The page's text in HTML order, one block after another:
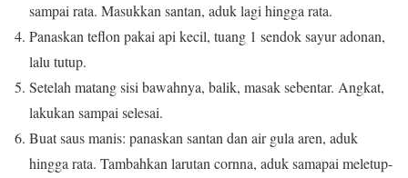
sampai rata. Masukkan santan, aduk lagi hingga rata.
Panaskan teflon pakai api kecil, tuang 1 sendok sayur adonan,
lalu tutup.
Setelah matang sisi bawahnya, balik, masak sebentar. Angkat,
lakukan sampai selesai.
Buat saus manis: panaskan santan dan air gula aren, aduk
hingga rata. Tambahkan larutan cornna, aduk samapai meletup-